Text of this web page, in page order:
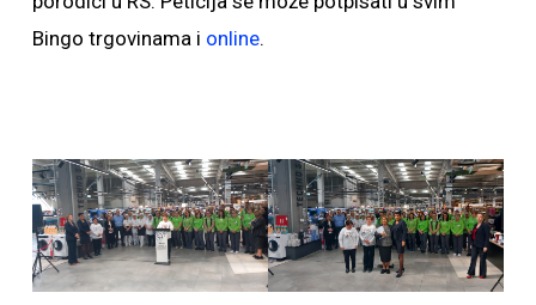
Bingo trgovinama i online.